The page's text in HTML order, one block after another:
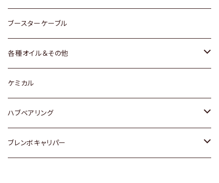
レクサス
スバル
マツダ
三菱
スバル
スバル
ダイハツ
マツダ
ダイハツ
マツダ
スバル
トヨタ
ホンダ
スズキ
日産
ダイハツ
ブースターケーブル
各種オイル＆その他
ディーデル洗浄添加剤
ケミカル
ハブベアリング
トヨタ
ブレンボキャリパー